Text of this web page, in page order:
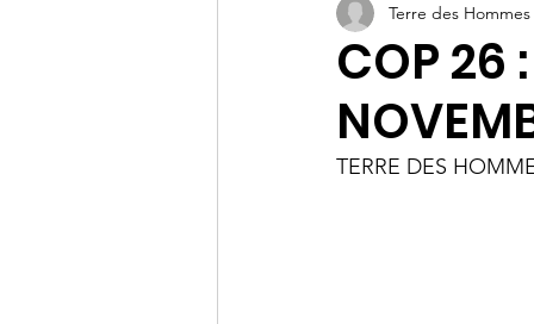
Financement participatif
Les Amis de TDHF
COP 26
Terre des Hommes
TERRE DES